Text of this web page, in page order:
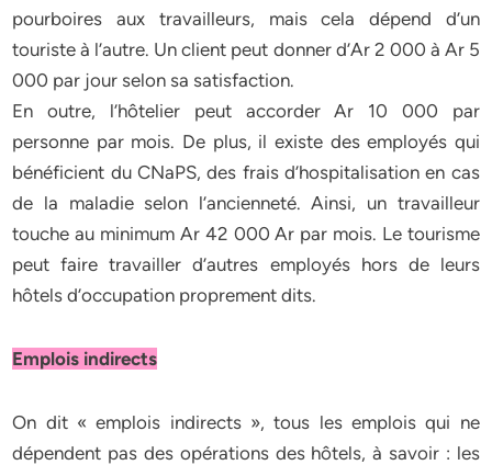
pourboires aux travailleurs, mais cela dépend d’un
touriste à l’autre. Un client peut donner d’Ar 2 000 à Ar 5
000 par jour selon sa satisfaction.
En outre, l’hôtelier peut accorder Ar 10 000 par
personne par mois. De plus, il existe des employés qui
bénéficient du CNaPS, des frais d’hospitalisation en cas
de la maladie selon l’ancienneté. Ainsi, un travailleur
touche au minimum Ar 42 000 Ar par mois. Le tourisme
peut faire travailler d’autres employés hors de leurs
hôtels d’occupation proprement dits.
Emplois indirects
On dit « emplois indirects », tous les emplois qui ne
dépendent pas des opérations des hôtels, à savoir : les